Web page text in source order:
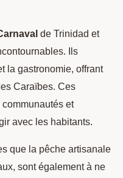
de Trinidad et
Ils
la gastronomie, offrant
Caraïbes. Ces
et
avec les habitants.
que la pêche artisanale
sont également à ne